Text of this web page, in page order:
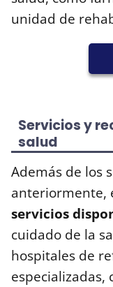
unidad de
Servicios y
salud
Además de los
anteriormente,
servicios
cuidado de la
hospitales de